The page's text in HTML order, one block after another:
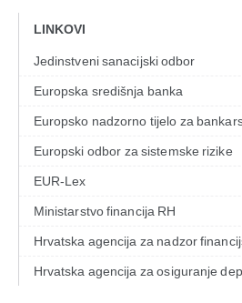
LINKOVI
Jedinstveni sanacijski odbor
Europska središnja banka
Europsko nadzorno tijelo za
Europski odbor za sistemske rizike
EUR-Lex
Ministarstvo financija RH
Hrvatska agencija za nadzor
Hrvatska agencija za osiguranje